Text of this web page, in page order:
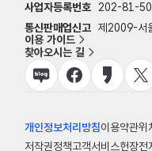
사업자등록번호
202-81-
통신판매업신고 제2009-서
이용 가이드
찾아오시는 길
개인정보처리방침이용약관위
저작권정책고객서비스헌장전